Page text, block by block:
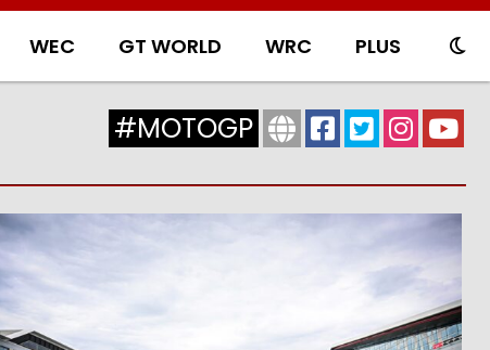
WEC GT WORLD WRC PLUS
#MOTOGP